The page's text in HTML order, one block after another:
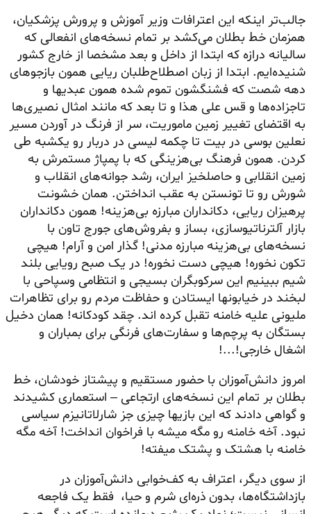
جالب‌تر اینکه این اعترافات وزیر آموزش و پرورش پزشکیان،
همزمان خط بطلان می‌کشد بر تمام نسخه‌های انفعالی که
سالیانه درازه که ابتدا از داخل و بعد مشخصا از خارج کشور
شنیده‌ایم. ابتدا از زبان اصطلاح‌طلبان ریایی همون بازجوهای
دهه شصت که فشنگشون تموم شده همون عبدیها و
تاجزاده‌ها و قس علی هذا و تا بعد که مانند امثال نصیری‌ها
به اقتضای تغییر زمین ماموریت، سر از فرنگ در آوردن مسیر
نعلین بوسی در بیت تا چکمه لیسی در دربار رو یکشبه طی
کردن. همون فرهنگ بی‌هزینگی که با پمپاژ مستمرش به
زمین انقلابی و حاصلخیز ایران،‌ رشد جوانه‌های انقلاب و
شورش رو تا تونستن به عقب انداختن. همان خشونت
پرهیزان ریایی، دکانداران مبارزه بی‌هزینه! همون دکانداران
بازار آلترناتیوسازی، بساز و بفروش‌های جورج تاون با
نسخه‌های بی‌هزینه مبارزه مدنی! گذار امن و آرام! هیچی
تکون نخوره! هیچی دست نخوره! در یک صبح رویایی بلند
شیم ببینیم این سرکوبگران بسیجی و انتظامی وسپاحی با
لبخند در خیابونها ایستادن و حفاظت مردم رو برای تظاهرات
ملیونی علیه خامنه تقبل کرده اند. چقد کودکانه! همان دخیل
بستگان به پرچم‌ها و سفارت‌های فرنگی برای بمباران و
اشغال خارجی!...!
امروز دانش‌آموزان با حضور مستقیم و پیشتاز خودشان،‌ خط
بطلان بر تمام این نسخه‌های ارتجاعی – استعماری کشیدند
و گواهی دادند که این بازیها چیزی جز شارلاتانیزم سیاسی
نبود. آخه خامنه رو مگه میشه با فراخوان انداخت! آخه مگه
خامنه با هشتک و پشتک میفته!
از سوی دیگر، اعتراف به کف‌خوابی دانش‌آموزان در
بازداشتگاه‌ها،‌ بدون ذره‌ای شرم و حیا، فقط یک فاجعه